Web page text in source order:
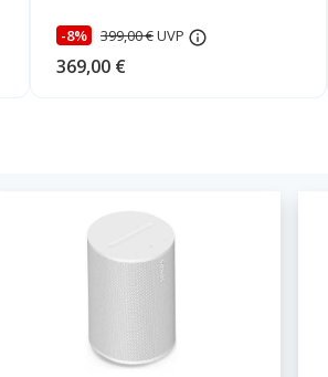
-8% 399,00 €UVP
369,00 €